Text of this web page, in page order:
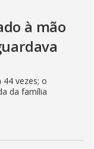
à mão
vezes; o
da família